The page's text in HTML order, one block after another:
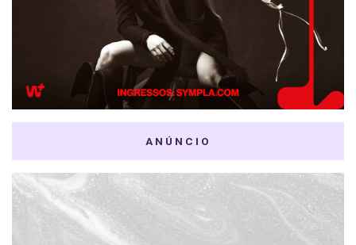
ANÚNCIO